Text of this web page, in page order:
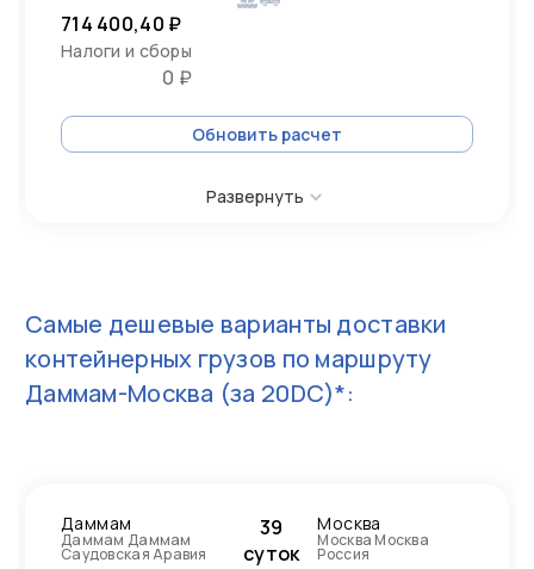
714 400,40 ₽
Налоги и сборы
0 ₽
Обновить расчет
Развернуть
Самые дешевые варианты доставки
контейнерных грузов по маршруту
Даммам-Москва (за 20DC)*:
Даммам
Даммам Даммам
Саудовская Аравия
39
суток
Москва
Москва Москва
Россия